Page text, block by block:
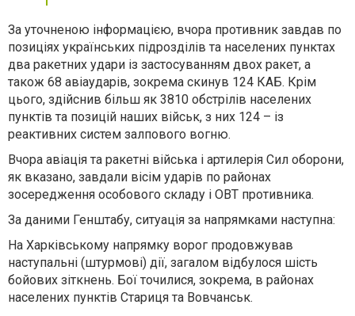
За уточненою інформацією, вчора противник завдав по
позиціях українських підрозділів та населених пунктах
два ракетних удари із застосуванням двох ракет, а
також 68 авіаударів, зокрема скинув 124 КАБ. Крім
цього, здійснив більш як 3810 обстрілів населених
пунктів та позицій наших військ, з них 124 – із
реактивних систем залпового вогню.
Вчора авіація та ракетні війська і артилерія Сил оборони,
як вказано, завдали вісім ударів по районах
зосередження особового складу і ОВТ противника.
За даними Генштабу, ситуація за напрямками наступна:
На Харківському напрямку ворог продовжував
наступальні (штурмові) дії, загалом відбулося шість
бойових зіткнень. Бої точилися, зокрема, в районах
населених пунктів Стариця та Вовчанськ.